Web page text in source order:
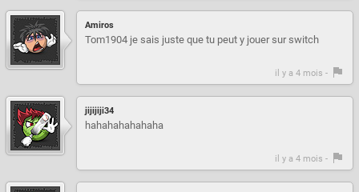
Amiros
Tom1904 je sais juste que tu peut y jouer sur switch
il y a 4 mois -
jijijiji34
hahahahahahaha
il y a 4 mois -